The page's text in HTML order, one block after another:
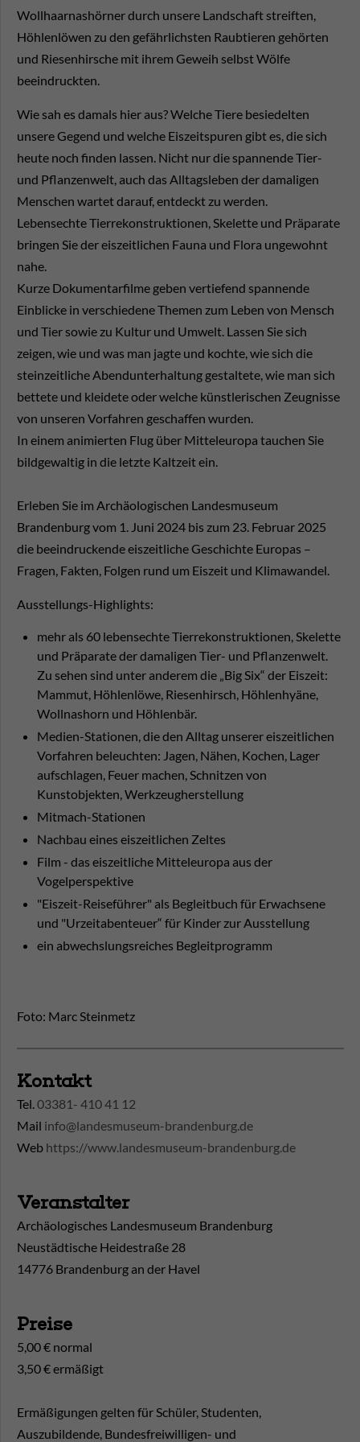
Wollhaarnashörner durch unsere Landschaft streiften,
Höhlenlöwen zu den gefährlichsten Raubtieren gehörten
und Riesenhirsche mit ihrem Geweih selbst Wölfe
beeindruckten.
Wie sah es damals hier aus? Welche Tiere besiedelten
unsere Gegend und welche Eiszeitspuren gibt es, die sich
heute noch finden lassen. Nicht nur die spannende Tier-
und Pflanzenwelt, auch das Alltagsleben der damaligen
Menschen wartet darauf, entdeckt zu werden.
Lebensechte Tierrekonstruktionen, Skelette und Präparate
bringen Sie der eiszeitlichen Fauna und Flora ungewohnt
nahe.
Kurze Dokumentarfilme geben vertiefend spannende
Einblicke in verschiedene Themen zum Leben von Mensch
und Tier sowie zu Kultur und Umwelt. Lassen Sie sich
zeigen, wie und was man jagte und kochte, wie sich die
steinzeitliche Abendunterhaltung gestaltete, wie man sich
bettete und kleidete oder welche künstlerischen Zeugnisse
von unseren Vorfahren geschaffen wurden.
In einem animierten Flug über Mitteleuropa tauchen Sie
bildgewaltig in die letzte Kaltzeit ein.
Erleben Sie im Archäologischen Landesmuseum
Brandenburg vom 1. Juni 2024 bis zum 23. Februar 2025
die beeindruckende eiszeitliche Geschichte Europas –
Fragen, Fakten, Folgen rund um Eiszeit und Klimawandel.
Ausstellungs-Highlights:
mehr als 60 lebensechte Tierrekonstruktionen, Skelette
und Präparate der damaligen Tier- und Pflanzenwelt.
Zu sehen sind unter anderem die „Big Six“ der Eiszeit:
Mammut, Höhlenlöwe, Riesenhirsch, Höhlenhyäne,
Wollnashorn und Höhlenbär.
Medien-Stationen, die den Alltag unserer eiszeitlichen
Vorfahren beleuchten: Jagen, Nähen, Kochen, Lager
aufschlagen, Feuer machen, Schnitzen von
Kunstobjekten, Werkzeugherstellung
Mitmach-Stationen
Nachbau eines eiszeitlichen Zeltes
Film - das eiszeitliche Mitteleuropa aus der
Vogelperspektive
"Eiszeit-Reiseführer" als Begleitbuch für Erwachsene
und "Urzeitabenteuer“ für Kinder zur Ausstellung
ein abwechslungsreiches Begleitprogramm
Foto: Marc Steinmetz
Kontakt
Tel. 03381- 410 41 12
Mail info@landesmuseum-brandenburg.de
Web https://www.landesmuseum-brandenburg.de
Veranstalter
Archäologisches Landesmuseum Brandenburg
Neustädtische Heidestraße 28
14776 Brandenburg an der Havel
Preise
5,00 € normal
3,50 € ermäßigt
Ermäßigungen gelten für Schüler, Studenten,
Auszubildende, Bundesfreiwilligen- und